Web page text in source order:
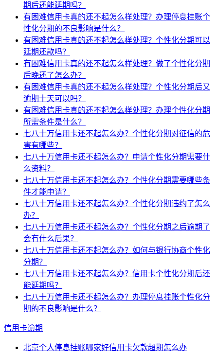
期后还能延期吗？
有困难信用卡真的还不起怎么样处理？办理停息挂账个
性化分期的不良影响是什么？
有困难信用卡真的还不起怎么样处理？个性化分期可以
延期还款吗？
有困难信用卡真的还不起怎么样处理？做了个性化分期
后晚还了怎么办？
有困难信用卡真的还不起怎么样处理？个性化分期后又
逾期十天可以吗？
有困难信用卡真的还不起怎么样处理？办理个性化分期
所需条件是什么？
七八十万信用卡还不起怎么办？个性化分期对征信的危
害有哪些？
七八十万信用卡还不起怎么办？申请个性化分期需要什
么资料？
七八十万信用卡还不起怎么办？个性化分期需要哪些条
件才能申请？
七八十万信用卡还不起怎么办？个性化分期违约了怎么
办？
七八十万信用卡还不起怎么办？个性化分期之后逾期了
会有什么后果？
七八十万信用卡还不起怎么办？如何与银行协商个性化
分期？
七八十万信用卡还不起怎么办？信用卡个性化分期后还
能延期吗？
七八十万信用卡还不起怎么办？办理停息挂账个性化分
期的不良影响是什么？
信用卡逾期
北京个人停息挂账哪家好信用卡欠款超期怎么办